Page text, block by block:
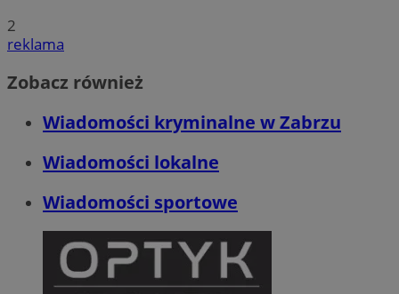
2
reklama
Zobacz również
Wiadomości kryminalne w Zabrzu
Wiadomości lokalne
Wiadomości sportowe